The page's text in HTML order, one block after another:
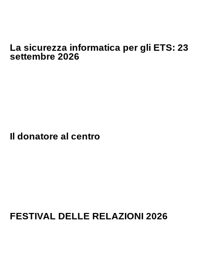
La sicurezza informatica per gli ETS: 23
settembre 2026
Il donatore al centro
FESTIVAL DELLE RELAZIONI 2026